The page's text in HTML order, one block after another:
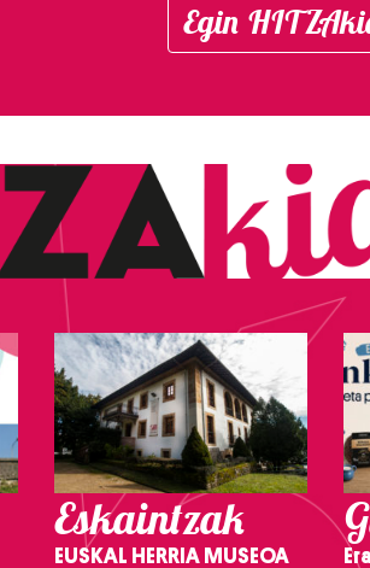
Egin
Eskaintzak
EUSKAL HERRIA MUSEOA